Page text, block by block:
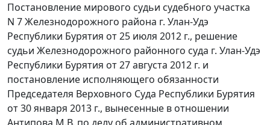
Постановление мирового судьи судебного участка
N 7 Железнодорожного района г. Улан-Удэ
Республики Бурятия от 25 июля 2012 г., решение
судьи Железнодорожного районного суда г. Улан-Удэ
Республики Бурятия от 27 августа 2012 г. и
постановление исполняющего обязанности
Председателя Верховного Суда Республики Бурятия
от 30 января 2013 г., вынесенные в отношении